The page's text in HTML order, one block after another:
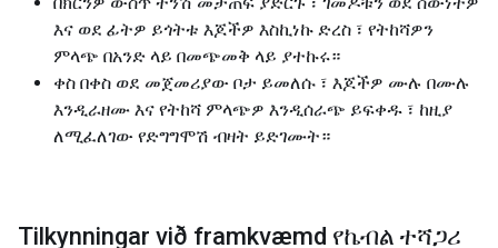
እና ወደ ፊትዎ ይጎትቱ እጆችዎ እስኪነኩ ድረስ ፣ የትከሻዎን
ምላጭ በአንድ ላይ በመጭመቅ ላይ ያተኩሩ።
ቀስ በቀስ ወደ መጀመሪያው ቦታ ይመለሱ ፣ እጆችዎ ሙሉ በሙሉ
እንዲራዘሙ እና የትከሻ ምላጭዎ እንዲሰራጭ ይፍቀዱ ፣ ከዚያ
ለሚፈለገው የድግግሞሽ ብዛት ይድገሙት።
Tilkynningar við framkvæmd የኬብል ተሻጋሪ